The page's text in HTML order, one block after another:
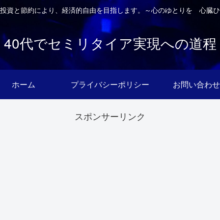
資と節約により、経済的自由を目指します。～心のゆとりを 心臓
40代でセミリタイア実現への道程
ホーム プライバシーポリシー お問い合わせ
スポンサーリンク